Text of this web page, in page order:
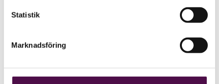
Statistik
Marknadsföring